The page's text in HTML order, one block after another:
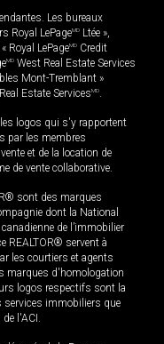
Les bureaux
Royal LePageMD Ltée »,
« Royal LePageMD Credit
MD West Real Estate Services
Mont-Tremblant »
Estate ServicesMD.
logos qui s'y rapportent
par les membres
et de la location de
de vente collaborative.
sont des marques
dont la National
de l’immobilier
REALTOR® servent à
les courtiers et agents
marques d'homologation
logos respectifs sont la
services immobiliers que
l'ACI.